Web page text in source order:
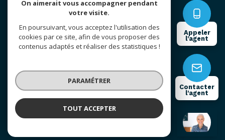
Christelle HERMAN
Appeler
l'agent
Contacter
l'agent
Cookies
© 2026 | Tous droits réservés
Réalisé par
On aimerait vous accompagner pendant
votre visite.
En poursuivant, vous acceptez l'utilisation des
cookies par ce site, afin de vous proposer des
contenus adaptés et réaliser des statistiques !
PARAMÉTRER
TOUT ACCEPTER